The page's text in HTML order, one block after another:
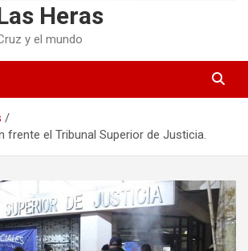
Heras
y el mundo
frente el Tribunal Superior de Justicia.